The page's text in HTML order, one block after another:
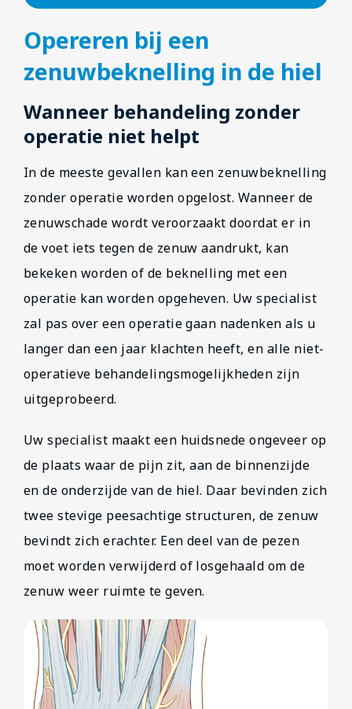
Opereren bij een
zenuwbeknelling in de hiel
Wanneer behandeling zonder
operatie niet helpt
In de meeste gevallen kan een zenuwbeknelling
zonder operatie worden opgelost. Wanneer de
zenuwschade wordt veroorzaakt doordat er in
de voet iets tegen de zenuw aandrukt, kan
bekeken worden of de beknelling met een
operatie kan worden opgeheven. Uw specialist
zal pas over een operatie gaan nadenken als u
langer dan een jaar klachten heeft, en alle niet-
operatieve behandelingsmogelijkheden zijn
uitgeprobeerd.
Uw specialist maakt een huidsnede ongeveer op
de plaats waar de pijn zit, aan de binnenzijde
en de onderzijde van de hiel. Daar bevinden zich
twee stevige peesachtige structuren, de zenuw
bevindt zich erachter. Een deel van de pezen
moet worden verwijderd of losgehaald om de
zenuw weer ruimte te geven.